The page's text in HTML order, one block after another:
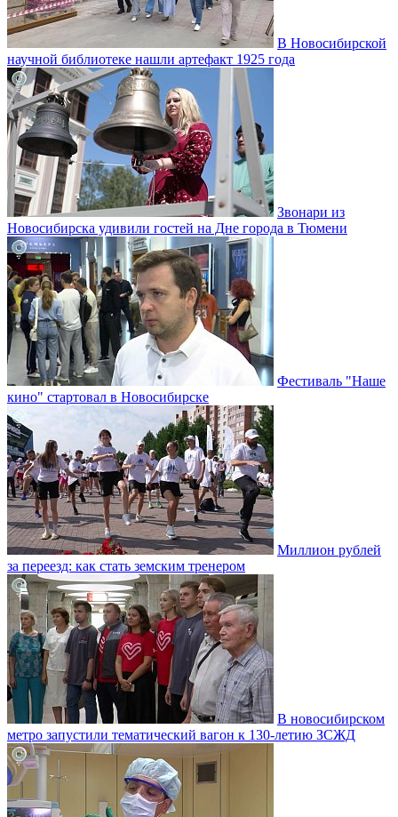
В Новосибирской
научной библиотеке нашли артефакт 1925 года
Звонари из
Новосибирска удивили гостей на Дне города в Тюмени
Фестиваль "Наше
кино" стартовал в Новосибирске
Миллион рублей
за переезд: как стать земским тренером
В новосибирском
метро запустили тематический вагон к 130-летию ЗСЖД